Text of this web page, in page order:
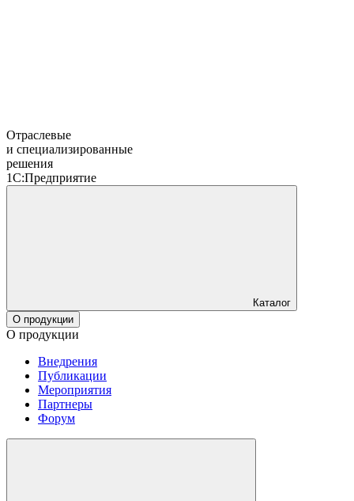
Отраслевые
и специализированные
решения
1С:Предприятие
Каталог
О продукции
О продукции
Внедрения
Публикации
Мероприятия
Партнеры
Форум